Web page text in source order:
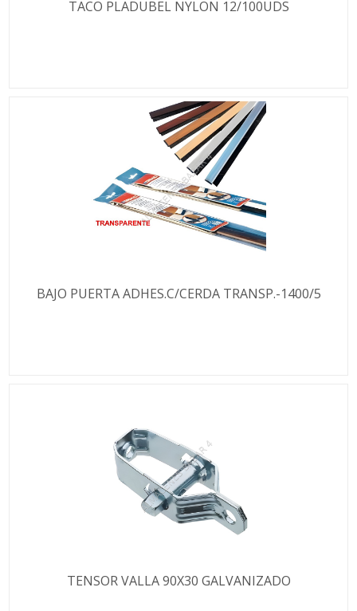
TACO PLADUBEL NYLON 12/100UDS
BAJO PUERTA ADHES.C/CERDA TRANSP.-1400/5
TENSOR VALLA 90X30 GALVANIZADO